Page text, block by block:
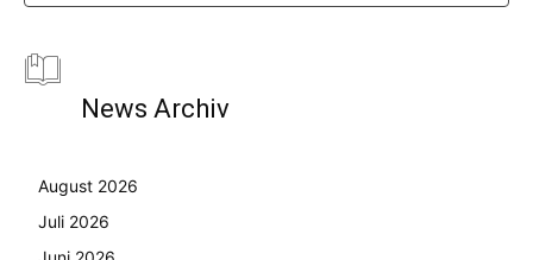
News Archiv
August 2026
Juli 2026